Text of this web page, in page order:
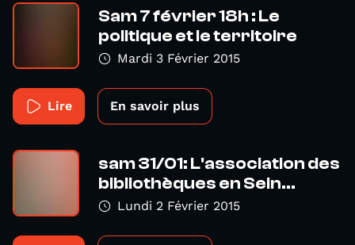
Sam 7 février 18h : Le
politique et le territoire
Mardi 3 Février 2015
Lire En savoir plus
sam 31/01: L'association des
bibliothèques en Sein...
Lundi 2 Février 2015